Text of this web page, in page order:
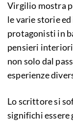
Virgilio mostra
le varie storie
protagonisti in
pensieri
non solo dal
esperienze
Lo scrittore si
significhi essere